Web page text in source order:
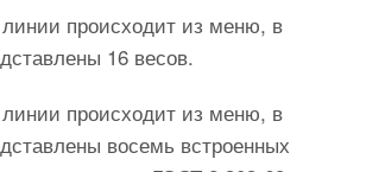
происходит из меню, в
16 весов.
происходит из меню, в
восемь встроенных